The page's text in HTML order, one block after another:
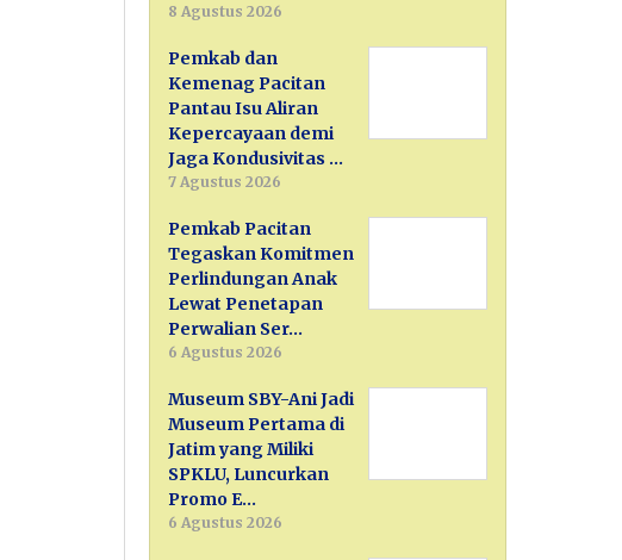
8 Agustus 2026
Pemkab dan
Kemenag Pacitan
Pantau Isu Aliran
Kepercayaan demi
Jaga Kondusivitas …
7 Agustus 2026
Pemkab Pacitan
Tegaskan Komitmen
Perlindungan Anak
Lewat Penetapan
Perwalian Ser…
6 Agustus 2026
Museum SBY-Ani Jadi
Museum Pertama di
Jatim yang Miliki
SPKLU, Luncurkan
Promo E…
6 Agustus 2026